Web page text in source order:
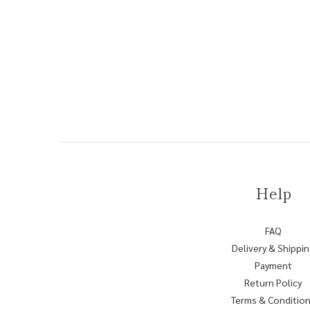
Help
FAQ
Delivery &
Payment
Return Policy
Terms &